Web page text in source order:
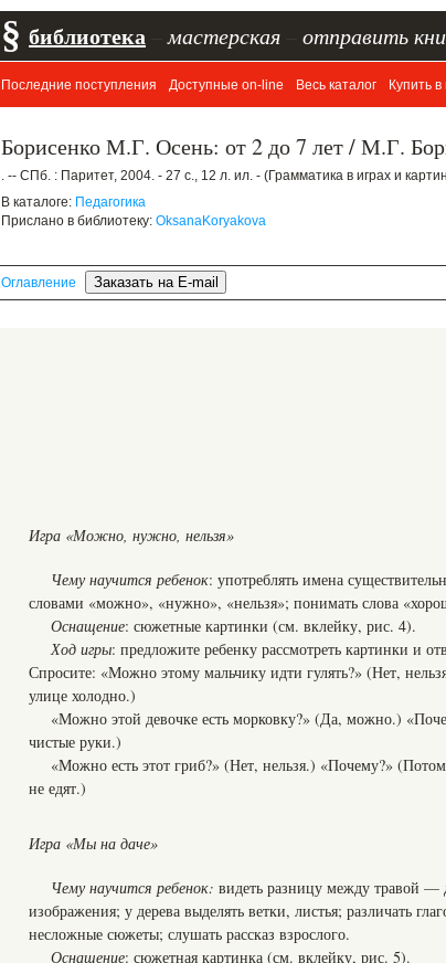
§ библиотека мастерская отправить
Последние поступления Доступные on-line Весь каталог Купить
Борисенко М.Г. Осень: от 2 до 7 лет / М.Г.
. -- СПб. : Паритет, 2004. - 27 с., 12 л. ил. - (Грамматика в играх и
В каталоге: Педагогика
Прислано в библиотеку: OksanaKoryakova
Оглавление
Игра «Можно, нужно, нельзя»
Чему научится ребенок: употреблять имена
словами «можно», «нужно», «нельзя»; понимать слова
Оснащение: сюжетные картинки (см. вклейку, рис. 4).
Ход игры: предложите ребенку рассмотреть картинки и
Спросите: «Можно этому мальчику идти гулять?» (Нет,
улице холодно.)
«Можно этой девочке есть морковку?» (Да, можно.)
чистые руки.)
«Можно есть этот гриб?» (Нет, нельзя.) «Почему?»
не едят.)
Игра «Мы на даче»
Чему научится ребенок: видеть разницу между травой —
изображения; у дерева выделять ветки, листья; различать
несложные сюжеты; слушать рассказ взрослого.
Оснащение: сюжетная картинка (см. вклейку, рис. 5).